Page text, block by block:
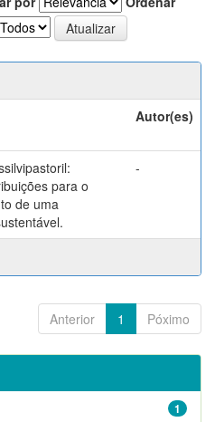
Autor(es)
para o
de uma
-
Anterior 1 Póximo
1